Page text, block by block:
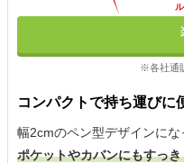
※各社通
コンパクトで持ち運びに
幅2cmのペン型デザインにな
ポケットやカバンにもすっ